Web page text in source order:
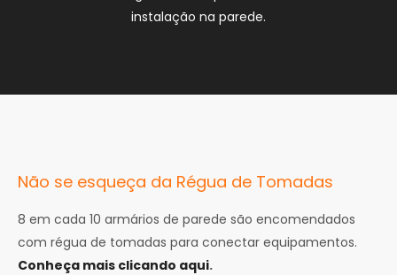
instalação na parede.
Não se esqueça da Régua de Tomadas
8 em cada 10 armários de parede são encomendados
com régua de tomadas para conectar equipamentos.
Conheça mais clicando aqui.